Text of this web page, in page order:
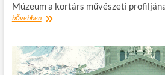
Múzeum a kortárs művészeti
bővebbenMobilfilmes
a
Ludwig
Múzeum